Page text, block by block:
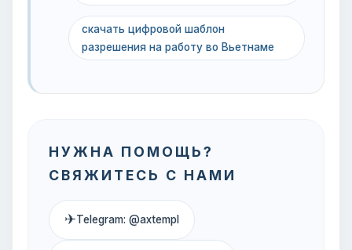
скачать цифровой шаблон
разрешения на работу во Вьетнаме
НУЖНА ПОМОЩЬ?
СВЯЖИТЕСЬ С НАМИ
✈Telegram: @axtempl